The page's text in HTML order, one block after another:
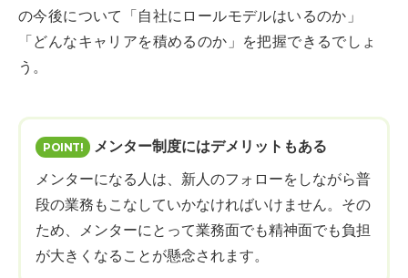
の今後について「自社にロールモデルはいるのか」
「どんなキャリアを積めるのか」を把握できるでしょ
う。
メンター制度にはデメリットもある
メンターになる人は、新人のフォローをしながら普
段の業務もこなしていかなければいけません。その
ため、メンターにとって業務面でも精神面でも負担
が大きくなることが懸念されます。